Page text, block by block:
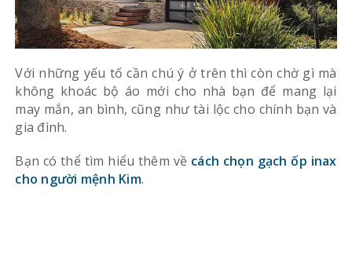
Với những yếu tố cần chú ý ở trên thì còn chờ gì mà
không khoác bộ áo mới cho nhà bạn để mang lại
may mắn, an bình, cũng như tài lộc cho chính bạn và
gia đình.
Bạn có thể tìm hiểu thêm về cách chọn gạch ốp inax
cho người mệnh Kim.